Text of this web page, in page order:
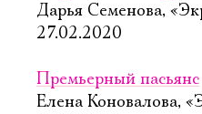
Дарья Семенова,
27.02.2020
Премьерный пасьянс
Елена Коновалова,